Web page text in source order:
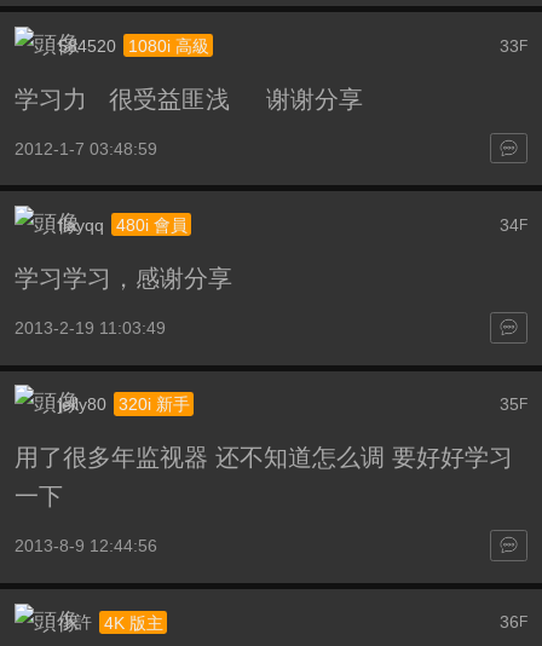
33 F
584520 1080i 高級
学习力 很受益匪浅 谢谢分享
2012-1-7 03:48:59
34F
flayqq 480i 會員
学习学习，感谢分享
2013-2-19 11:03:49
35 F
jelly80 320i 新手
用了很多年监视器 还不知道怎么调 要好好学习
一下
2013-8-9 12:44:56
36 F
小許 4K 版主